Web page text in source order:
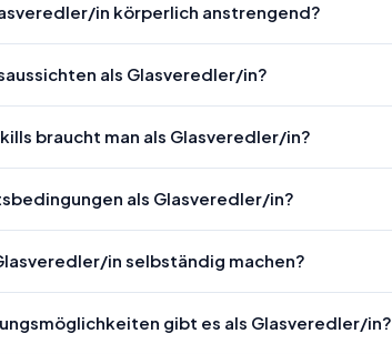
in körperlich anstrengend?
als Glasveredler/in?
braucht man als Glasveredler/in?
als Glasveredler/in?
in selbständig machen?
gibt es als Glasveredler/in?